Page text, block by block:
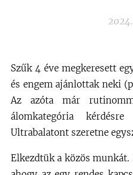
Szűk 4 éve megkeresett
és engem ajánlottak neki
Az azóta már
álomkategória
Ultrabalatont szeretne
Elkezdtük a közös